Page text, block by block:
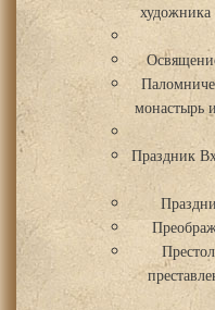
монастырь
Праздник